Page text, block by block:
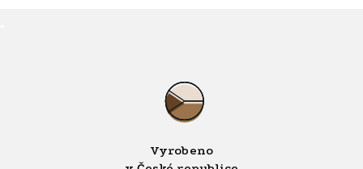
Vyrobeno